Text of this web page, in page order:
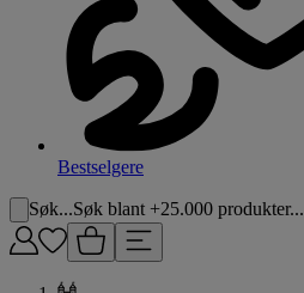
Bestselgere
Søk...Søk blant +25.000 produkter...